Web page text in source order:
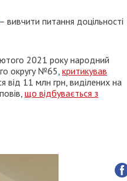
– вивчити питання доцільності
2021 року народний
округу №65, критикував
11 млн грн, виділених на
що відбувається з